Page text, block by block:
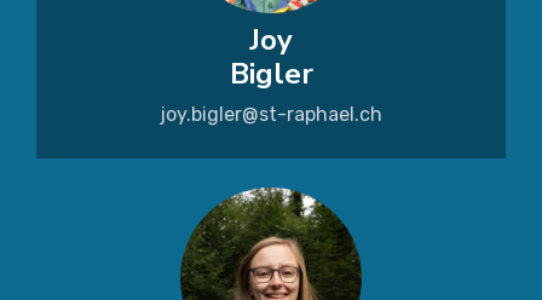
Joy
Bigler
joy.bigler@st-raphael.ch